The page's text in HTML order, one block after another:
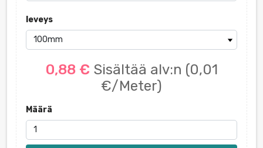
leveys
0,88 € Sisältää alv:n (0,01
€/Meter)
Määrä